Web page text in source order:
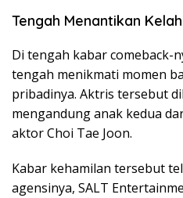
Tengah Menantikan
Di tengah kabar comeback-
tengah menikmati momen
pribadinya. Aktris tersebut
mengandung anak kedua
aktorChoi Tae Joon.
Kabar kehamilan tersebut
agensinya, SALT